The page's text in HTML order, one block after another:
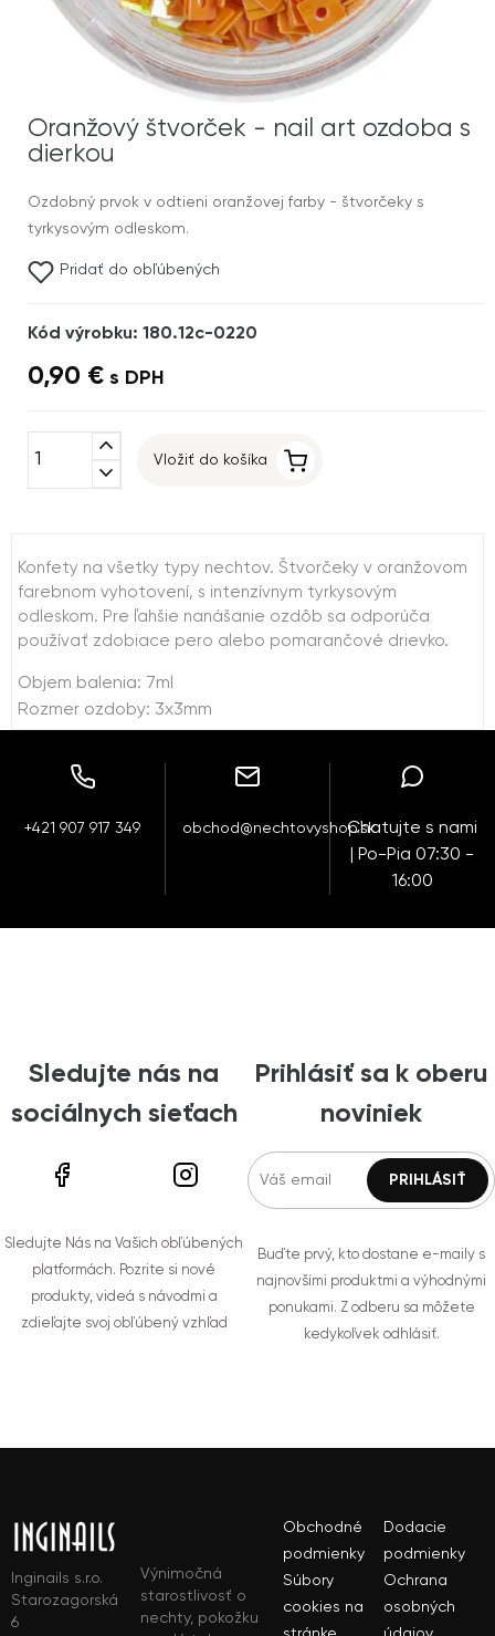
Oranžový štvorček - nail art ozdoba s
dierkou
Ozdobný prvok v odtieni oranžovej farby - štvorčeky s
tyrkysovým odleskom.
Pridať do obľúbených
Kód výrobku: 180.12c-0220
0,90 € s DPH
expand_less
expand_more
Vložiť do košíka
Konfety na všetky typy nechtov. Štvorčeky v oranžovom
farebnom vyhotovení, s intenzívnym tyrkysovým
odleskom. Pre ľahšie nanášanie ozdôb sa odporúča
používať zdobiace pero alebo pomarančové drievko.
Objem balenia: 7ml
Rozmer ozdoby: 3x3mm
+421 907 917 349 obchod@nechtovyshop.skChatujte s nami
| Po-Pia 07:30 -
16:00
Sledujte nás na
sociálnych sieťach
Sledujte Nás na Vašich obľúbených
platformách. Pozrite si nové
produkty, videá s návodmi a
zdieľajte svoj obľúbený vzhľad
Prihlásiť sa k oberu
noviniek
Buďte prvý, kto dostane e-maily s
najnovšími produktmi a výhodnými
ponukami. Z odberu sa môžete
kedykoľvek odhlásiť.
Inginails s.r.o.
Starozagorská
6
Výnimočná
starostlivosť o
nechty, pokožku
Obchodné
podmienky
Dodacie
podmienky
Súbory
cookies na
Ochrana
osobných